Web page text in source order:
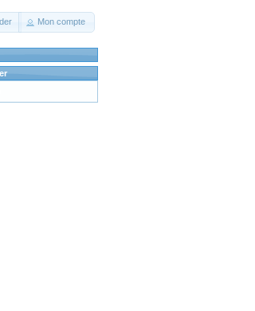
Mon compte